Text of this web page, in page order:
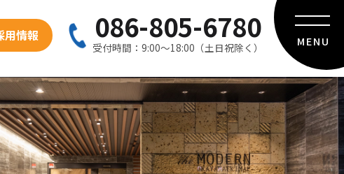
用情報 086-805-6780
受付時間：9:00〜18:00（土日祝除く） MENU